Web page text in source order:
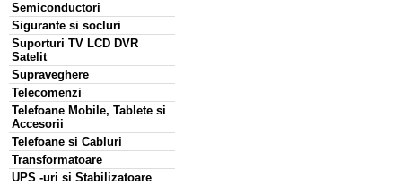
Semiconductori
Sigurante si socluri
Suporturi TV LCD DVR
Satelit
Supraveghere
Telecomenzi
Telefoane Mobile, Tablete si
Accesorii
Telefoane si Cabluri
Transformatoare
UPS -uri si Stabilizatoare